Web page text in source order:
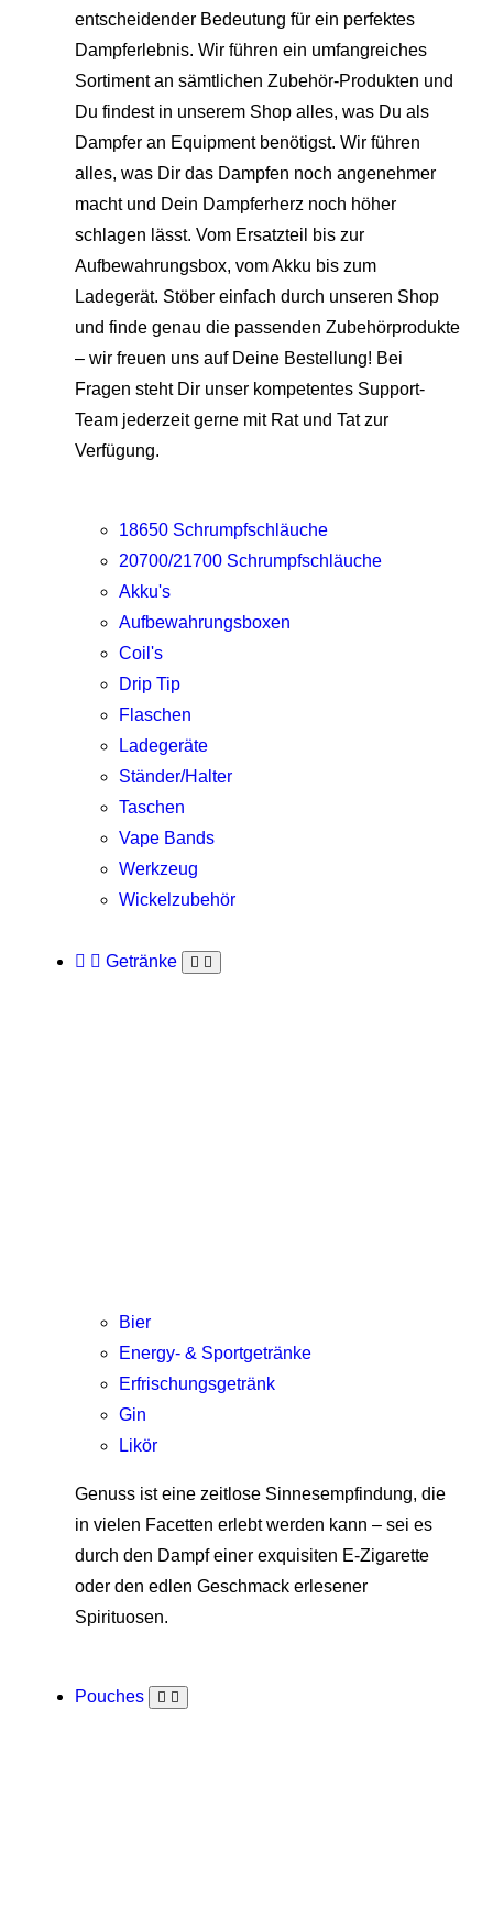
entscheidender Bedeutung für ein perfektes
Dampferlebnis. Wir führen ein umfangreiches
Sortiment an sämtlichen Zubehör-Produkten und
Du findest in unserem Shop alles, was Du als
Dampfer an Equipment benötigst. Wir führen
alles, was Dir das Dampfen noch angenehmer
macht und Dein Dampferherz noch höher
schlagen lässt. Vom Ersatzteil bis zur
Aufbewahrungsbox, vom Akku bis zum
Ladegerät. Stöber einfach durch unseren Shop
und finde genau die passenden Zubehörprodukte
– wir freuen uns auf Deine Bestellung! Bei
Fragen steht Dir unser kompetentes Support-
Team jederzeit gerne mit Rat und Tat zur
Verfügung.
18650 Schrumpfschläuche
20700/21700 Schrumpfschläuche
Akku's
Aufbewahrungsboxen
Coil's
Drip Tip
Flaschen
Ladegeräte
Ständer/Halter
Taschen
Vape Bands
Werkzeug
Wickelzubehör
Getränke
Bier
Energy- & Sportgetränke
Erfrischungsgetränk
Gin
Likör
Genuss ist eine zeitlose Sinnesempfindung, die
in vielen Facetten erlebt werden kann – sei es
durch den Dampf einer exquisiten E-Zigarette
oder den edlen Geschmack erlesener
Spirituosen.
Pouches